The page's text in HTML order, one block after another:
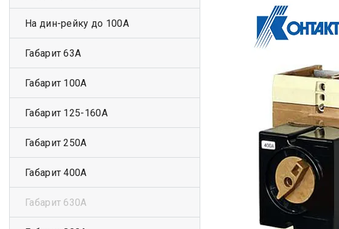
На дин-рейку до 100А
Габарит 63А
Габарит 100А
Габарит 125-160А
Габарит 250А
Габарит 400А
Габарит 630А